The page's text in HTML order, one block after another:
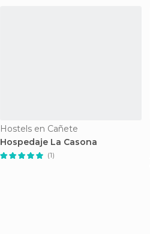
Hostels en Cañete
Hospedaje La Casona
(1)